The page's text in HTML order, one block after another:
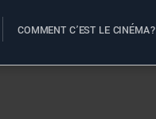
COMMENT C’EST LE CINÉMA?